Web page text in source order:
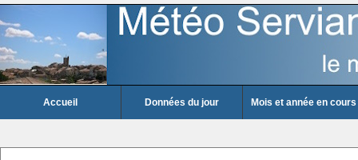
Accueil Données du jour Mois et année en cours